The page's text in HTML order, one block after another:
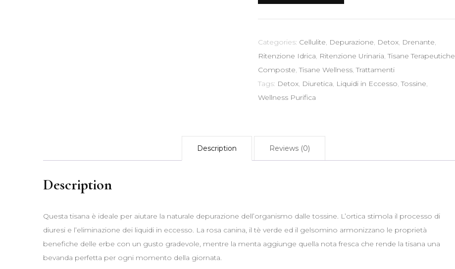
Detox
Tossine
Diuretica
Liquidi
in
Categories: Cellulite, Depurazione, Detox, Drenante,
Ritenzione Idrica, Ritenzione Urinaria,Tisane Terapeutiche
Composte,Tisane Wellness,Trattamenti
Tags: Detox, Diuretica, Liquidi in Eccesso,Tossine,
Wellness Purifica
Description Reviews (0)
Description
Questa tisana è ideale per aiutare la naturale depurazione dell’organismo dalle tossine. L’ortica stimola il processo di
diuresi e l’eliminazione dei liquidi in eccesso. La rosa canina, il tè verde ed il gelsomino armonizzano le proprietà
benefiche delle erbe con un gusto gradevole, mentre la menta aggiunge quella nota fresca che rende la tisana una
bevanda perfetta per ogni momento della giornata.